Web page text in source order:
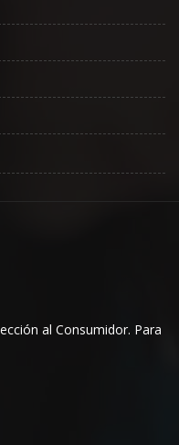
al Consumidor. Para